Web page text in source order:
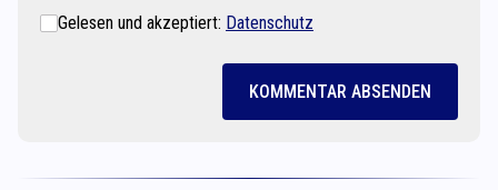
Gelesen und akzeptiert: Datenschutz
KOMMENTAR ABSENDEN